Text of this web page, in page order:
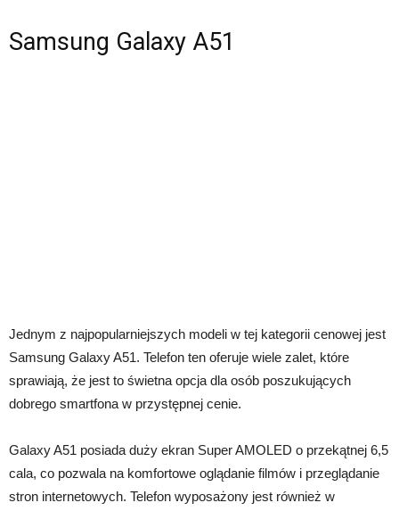
Samsung Galaxy A51
Jednym z najpopularniejszych modeli w tej kategorii cenowej jest
Samsung Galaxy A51. Telefon ten oferuje wiele zalet, które
sprawiają, że jest to świetna opcja dla osób poszukujących
dobrego smartfona w przystępnej cenie.
Galaxy A51 posiada duży ekran Super AMOLED o przekątnej 6,5
cala, co pozwala na komfortowe oglądanie filmów i przeglądanie
stron internetowych. Telefon wyposażony jest również w